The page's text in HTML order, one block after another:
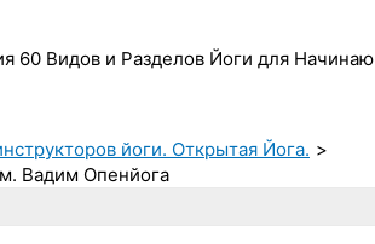
60 Видов и Разделов Йоги для
йоги. Открытая Йога.
Вадим Опенйога